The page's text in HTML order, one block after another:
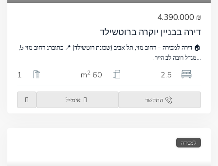
₪ 4.390.000
דירה בבניין יוקרה ברוטשילד
מגדל רובה לב הייר,
2.5
60 m
2
1
התקשר אימייל
למכירה